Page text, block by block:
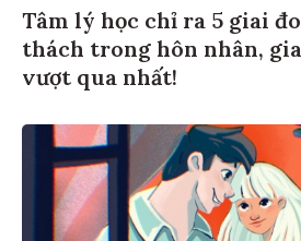
Tâm lý học chỉ ra 5 giai
thách trong hôn nhân,
vượt qua nhất!